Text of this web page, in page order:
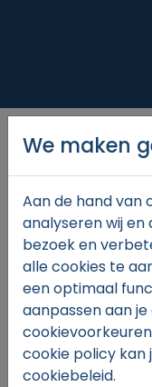
€25,00
We maken
Aan de hand van
analyseren wij
bezoek en
alle cookies te
een optimaal
aanpassen aan
cookie policy kan
cookiebeleid.